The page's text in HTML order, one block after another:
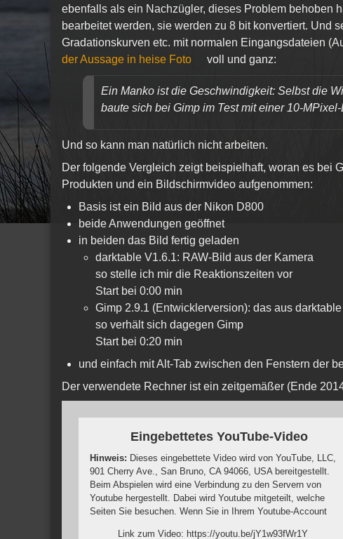
ebenfalls als ein Nachzügler, dieses Problem behoben
bearbeitet werden, sie werden zu 8 bit konvertiert. Und
Gradationskurven etc. mit normalen Eingangsdateien
der Aussage in heise Foto
voll und ganz:
Ein Manko ist die Geschwindigkeit: Selbst die
baute sich bei Gimp im Test mit einer 10-
Und so kann man natürlich nicht arbeiten.
Der folgende Vergleich zeigt beispielhaft, woran es bei
Produkten und ein Bildschirmvideo aufgenommen:
Basis ist ein Bild aus der Nikon D800
beide Anwendungen geöffnet
in beiden das Bild fertig geladen
darktable V1.6.1: RAW-Bild aus der Kamera
so stelle ich mir die Reaktionszeiten vor
Start bei 0:00 min
Gimp 2.9.1 (Entwicklerversion): das aus
so verhält sich dagegen Gimp
Start bei 0:20 min
und einfach mit Alt-Tab zwischen den Fenstern der
Der verwendete Rechner ist ein zeitgemäßer (Ende
Eingebettetes YouTube-Video
Hinweis: Dieses eingebettete Video wird von YouTube, LLC,
901 Cherry Ave., San Bruno, CA 94066, USA bereitgestellt.
Beim Abspielen wird eine Verbindung zu den Servern von
Youtube hergestellt. Dabei wird Youtube mitgeteilt, welche
Seiten Sie besuchen. Wenn Sie in Ihrem Youtube-Account
Link zum Video: https://youtu.be/jY1w93fWr1Y